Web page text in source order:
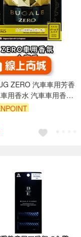
ZERO 汽車車用芳香
用香水 汽車車用香氛/
香 AA-72